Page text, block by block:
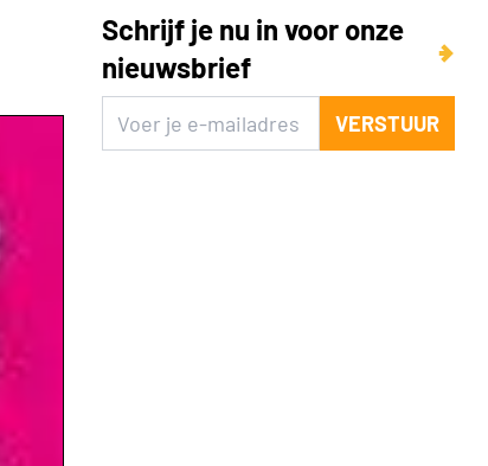
Schrijf je nu in voor onze
nieuwsbrief
VERSTUUR